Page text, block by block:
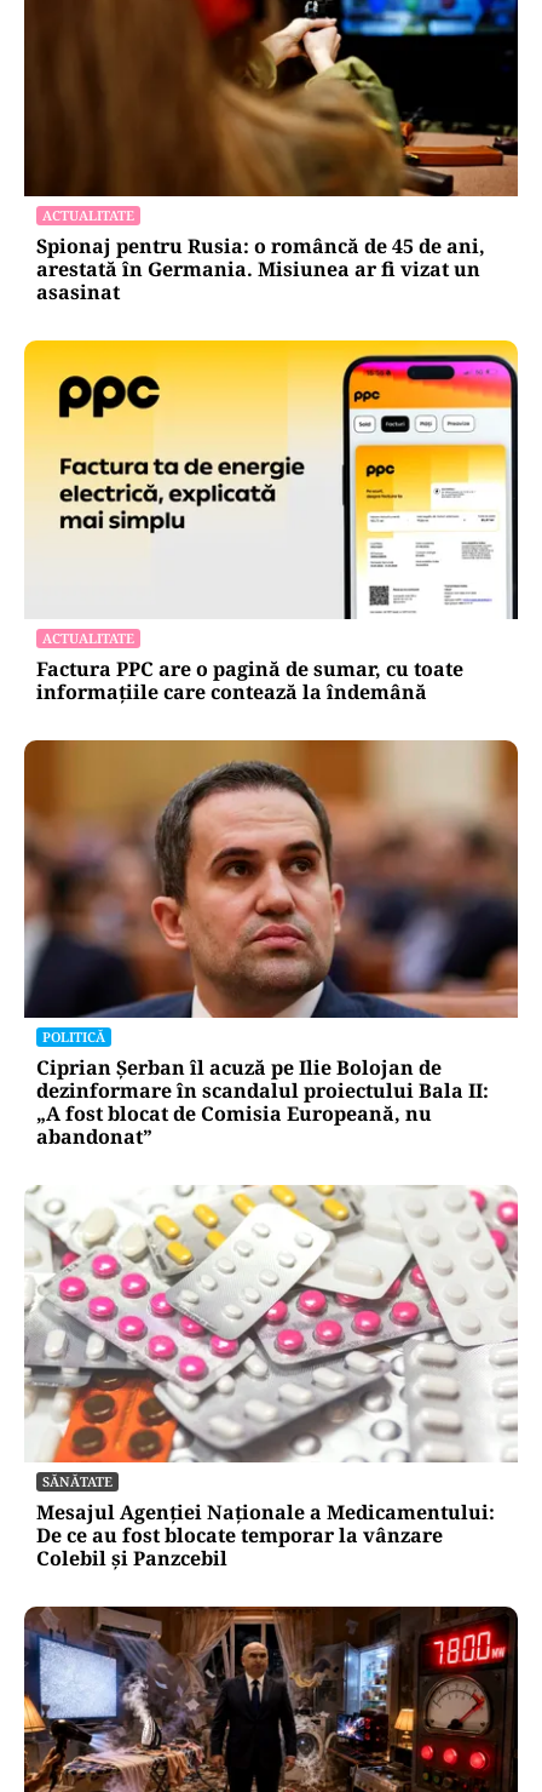
ACTUALITATE
Spionaj pentru Rusia: o româncă de 45 de ani,
arestată în Germania. Misiunea ar fi vizat un
asasinat
ACTUALITATE
Factura PPC are o pagină de sumar, cu toate
informațiile care contează la îndemână
POLITICĂ
Ciprian Șerban îl acuză pe Ilie Bolojan de
dezinformare în scandalul proiectului Bala II:
„A fost blocat de Comisia Europeană, nu
abandonat”
SĂNĂTATE
Mesajul Agenției Naționale a Medicamentului:
De ce au fost blocate temporar la vânzare
Colebil și Panzcebil